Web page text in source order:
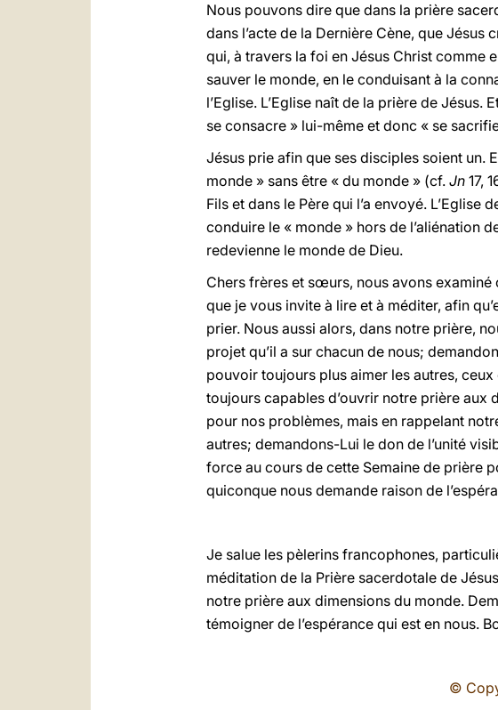
Nous pouvons dire que dans la prière
dans l’acte de la Dernière Cène, que Jésus
qui, à travers la foi en Jésus Christ comme
sauver le monde, en le conduisant à la
l’Eglise. L’Eglise naît de la prière de Jésus.
se consacre » lui-même et donc « se
Jésus prie afin que ses disciples soient un.
monde » sans être « du monde » (cf. Jn 17,
Fils et dans le Père qui l’a envoyé.
conduire le « monde » hors de l’aliénation
redevienne le monde de Dieu.
Chers frères et sœurs, nous avons
que je vous invite à lire et à méditer, afin
prier. Nous aussi alors, dans notre prière,
projet qu’il a sur chacun de nous;
pouvoir toujours plus aimer les autres,
toujours capables d’ouvrir notre prière aux
pour nos problèmes, mais en rappelant
autres; demandons-Lui le don de l’unité
force au cours de cette Semaine de prière
quiconque nous demande raison de
Je salue les pèlerins francophones,
méditation de la Prière sacerdotale de
notre prière aux dimensions du monde.
témoigner de l’espérance qui est en nous.
©